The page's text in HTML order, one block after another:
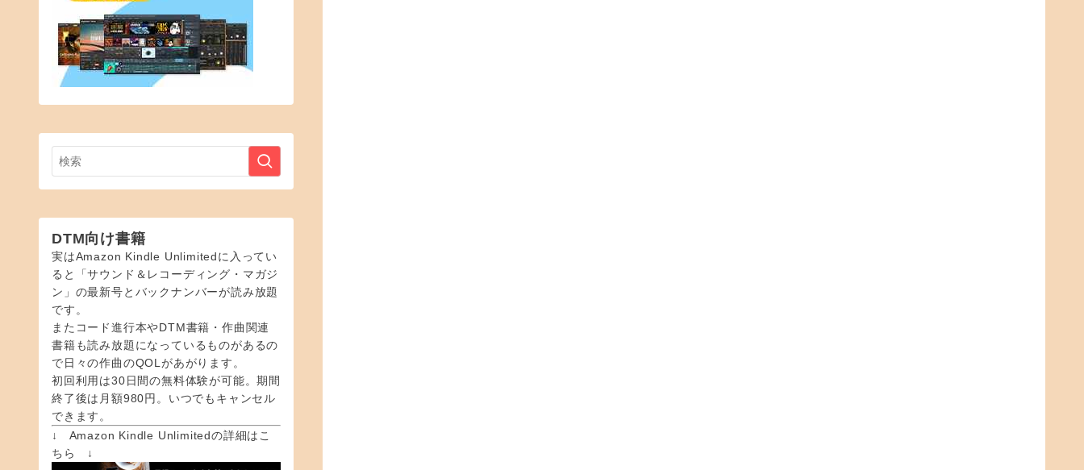
DTM向け書籍
実はAmazon Kindle Unlimitedに入ってい
ると「サウンド＆レコーディング・マガジ
ン」の最新号とバックナンバーが読み放題
です。
またコード進行本やDTM書籍・作曲関連
書籍も読み放題になっているものがあるの
で日々の作曲のQOLがあがります。
初回利用は30日間の無料体験が可能。期間
終了後は月額980円。いつでもキャンセル
できます。
↓ Amazon Kindle Unlimitedの詳細はこ
ちら ↓